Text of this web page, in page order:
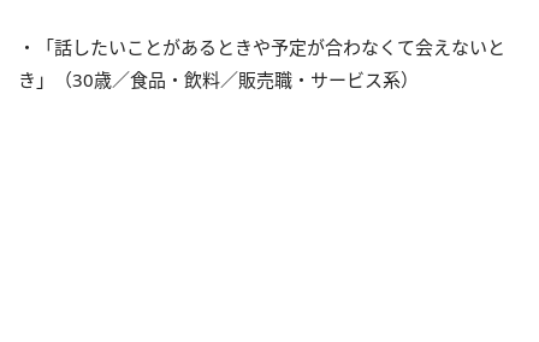
・「話したいことがあるときや予定が合わなくて会えないと
き」（30歳／食品・飲料／販売職・サービス系）